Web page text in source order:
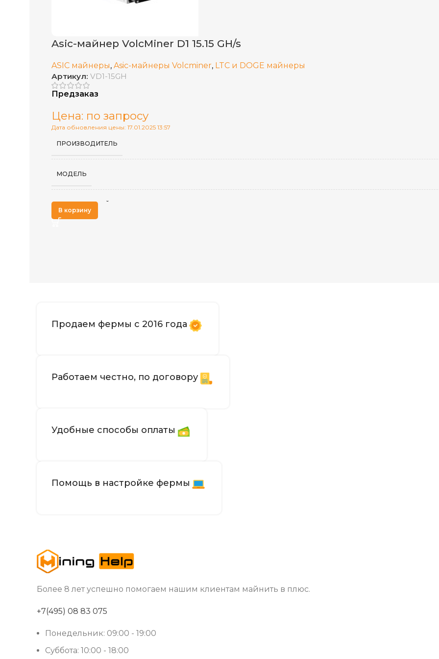
Asic-майнер VolcMiner D1 15.15 GH/s
ASIC майнеры, Asic-майнеры Volcminer, LTC и DOGE майнеры
Артикул: VD1-15GH
Предзаказ
Цена: по запросу
Дата обновления цены: 17.01.2025 13:57
ПРОИЗВОДИТЕЛЬ
МОДЕЛЬ
АЛГОРИТМ МАЙНИНГА
ОХЛАЖДЕНИЕ
ВЛАЖНОСТЬ
ДАТА ВЫХОДА(РЕЛИЗ)
ГАБАРИТЫ КОРОБКИ
В корзину
Продаем фермы с 2016 года
Работаем честно, по договору
Удобные способы оплаты
Помощь в настройке фермы
Более 8 лет успешно помогаем нашим клиентам майнить в плюс.
+7(495) 08 83 075
Понедельник: 09:00 - 19:00
Суббота: 10:00 - 18:00